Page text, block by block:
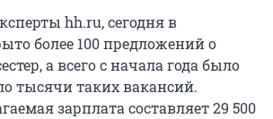
hh.ru, сегодня в
более 100 предложений о
а всего с начала года было
тысячи таких вакансий.
зарплата составляет 29 500